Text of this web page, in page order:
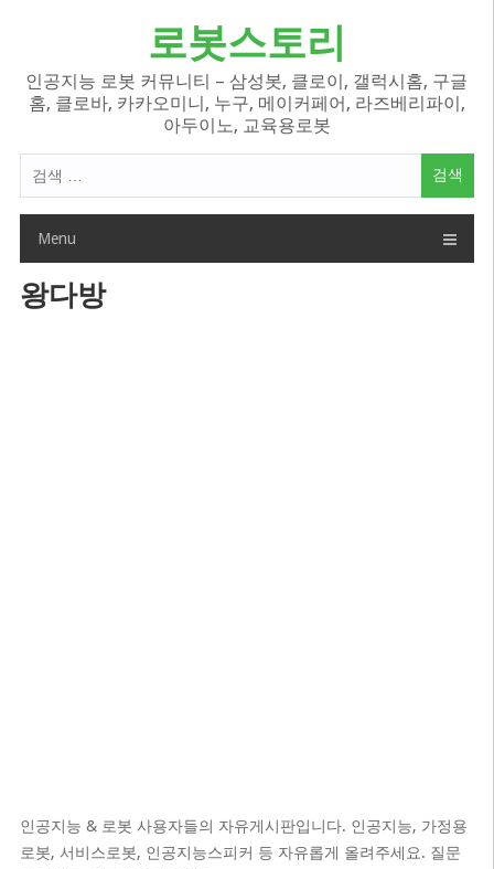
로봇스토리
인공지능 로봇 커뮤니티 – 삼성봇, 클로이, 갤럭시홈, 구글
홈, 클로바, 카카오미니, 누구, 메이커페어, 라즈베리파이,
아두이노, 교육용로봇
색
Menu
왕다방
인공지능 & 로봇 사용자들의 자유게시판입니다. 인공지능, 가정용
로봇, 서비스로봇, 인공지능스피커 등 자유롭게 올려주세요. 질문